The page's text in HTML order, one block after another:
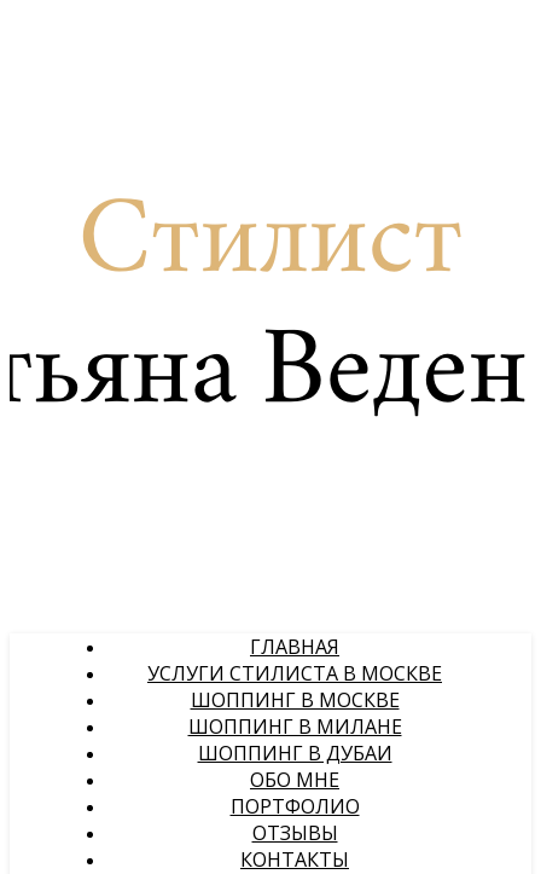
ГЛАВНАЯ
УСЛУГИ СТИЛИСТА В МОСКВЕ
ШОППИНГ В МОСКВЕ
ШОППИНГ В МИЛАНЕ
ШОППИНГ В ДУБАИ
ОБО МНЕ
ПОРТФОЛИО
ОТЗЫВЫ
КОНТАКТЫ